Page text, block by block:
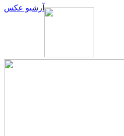
آرشیو عکس